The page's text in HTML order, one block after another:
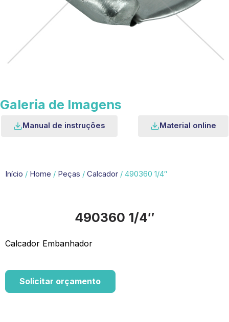
Galeria de Imagens
Manual de instruções Material online
Início / Home / Peças / Calcador / 490360 1/4″
490360 1/4″
Calcador Embanhador
Solicitar orçamento